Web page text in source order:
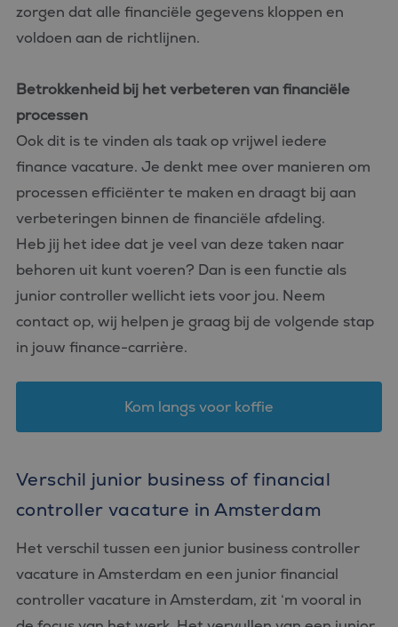
zorgen dat alle financiële gegevens kloppen en
voldoen aan de richtlijnen.
Betrokkenheid bij het verbeteren van financiële
processen
Ook dit is te vinden als taak op vrijwel iedere
finance vacature. Je denkt mee over manieren om
processen efficiënter te maken en draagt bij aan
verbeteringen binnen de financiële afdeling.
Heb jij het idee dat je veel van deze taken naar
behoren uit kunt voeren? Dan is een functie als
junior controller wellicht iets voor jou. Neem
contact op, wij helpen je graag bij de volgende stap
in jouw finance-carrière.
Kom langs voor koffie
Verschil junior business of financial
controller vacature in Amsterdam
Het verschil tussen een junior business controller
vacature in Amsterdam en een junior financial
controller vacature in Amsterdam, zit ‘m vooral in